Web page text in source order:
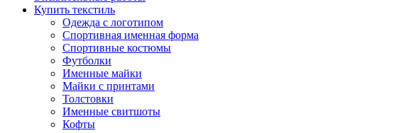
Купить текстиль
Одежда с логотипом
Спортивная именная форма
Спортивные костюмы
Футболки
Именные майки
Майки с принтами
Толстовки
Именные свитшоты
Кофты